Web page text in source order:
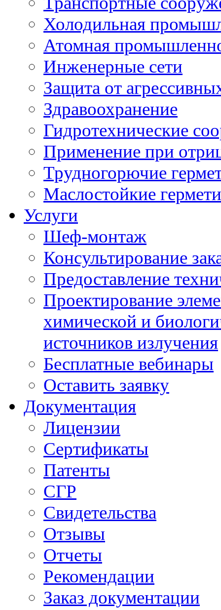
Холодильная
Атомная
Инженерные сети
Защита от
Здравоохранение
Гидротехнические
Применение при
Трудногорючие
Маслостойкие
Услуги
Шеф-монтаж
Консультирование
Предоставление
Проектирование
химической и
источников излучения
Бесплатные вебинары
Оставить заявку
Документация
Лицензии
Сертификаты
Патенты
СГР
Свидетельства
Отзывы
Отчеты
Рекомендации
Заказ документации